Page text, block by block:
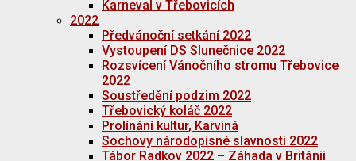
Karneval v Třebovicích
2022
Předvánoční setkání 2022
Vystoupení DS Slunečnice 2022
Rozsvícení Vánočního stromu Třebovice
2022
Soustředění podzim 2022
Třebovický koláč 2022
Prolínání kultur, Karviná
Sochovy národopisné slavnosti 2022
Tábor Radkov 2022 – Záhada v Británii